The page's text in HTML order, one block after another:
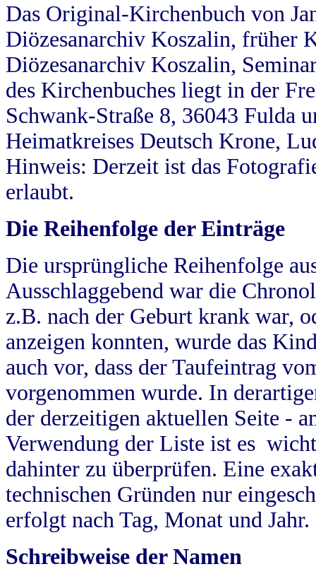
Das Original-Kirchenbuch von
Diözesanarchiv Koszalin, früher
Diözesanarchiv Koszalin,
des Kirchenbuches liegt in der
Schwank-Straße 8, 36043 Fulda
Heimatkreises Deutsch Krone,
Hinweis: Derzeit ist das
erlaubt.
Die Reihenfolge der Einträge
Die ursprüngliche Reihenfolge
Ausschlaggebend war die
z.B. nach der Geburt krank war,
anzeigen konnten, wurde das
auch vor, dass der Taufeintrag
vorgenommen wurde. In
der derzeitigen aktuellen Seite -
Verwendung der Liste ist es
dahinter zu überprüfen. Eine
technischen Gründen nur
erfolgt nach Tag, Monat und Jahr.
Schreibweise der Namen